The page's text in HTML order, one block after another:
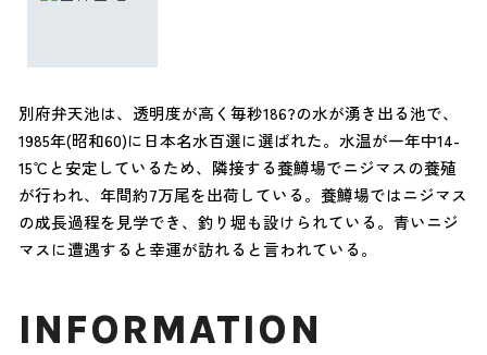
別府弁天池は、透明度が高く毎秒186?の水が湧き出る池で、
1985年(昭和60)に日本名水百選に選ばれた。水温が一年中14-
15℃と安定しているため、隣接する養鱒場でニジマスの養殖
が行われ、年間約7万尾を出荷している。養鱒場ではニジマス
の成長過程を見学でき、釣り堀も設けられている。青いニジ
マスに遭遇すると幸運が訪れると言われている。
INFORMATION